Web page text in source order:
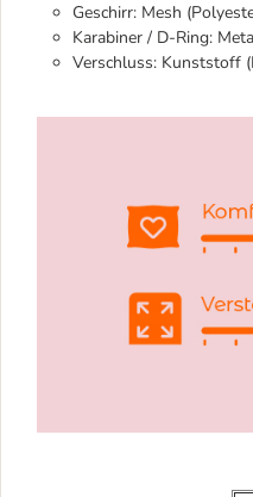
Geschirr: Mesh
Karabiner / D-Ring:
Verschluss: Kunststoff